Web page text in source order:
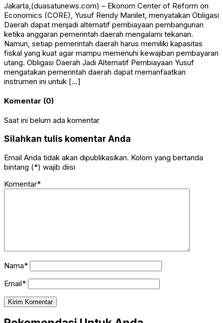
Jakarta,(duasatunews.com) – Ekonom Center of Reform on
Economics (CORE), Yusuf Rendy Manilet, menyatakan Obligasi
Daerah dapat menjadi alternatif pembiayaan pembangunan
ketika anggaran pemerintah daerah mengalami tekanan.
Namun, setiap pemerintah daerah harus memiliki kapasitas
fiskal yang kuat agar mampu memenuhi kewajiban pembayaran
utang. Obligasi Daerah Jadi Alternatif Pembiayaan Yusuf
mengatakan pemerintah daerah dapat memanfaatkan
instrumen ini untuk […]
Komentar (0)
Saat ini belum ada komentar
Silahkan tulis komentar Anda
Email Anda tidak akan dipublikasikan. Kolom yang bertanda
bintang (*) wajib diisi
Komentar*
Nama*
Email*